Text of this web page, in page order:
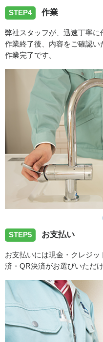
STEP4 作業
弊社スタッフが、迅速丁寧に
作業終了後、内容をご確認
作業完了です。
STEP5 お支払い
お支払いには現金・クレジ
済・QR決済がお選びいただけ